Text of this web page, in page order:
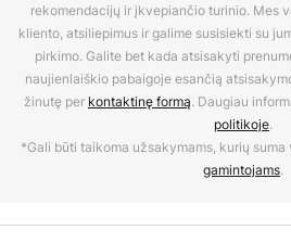
rekomendacijų ir įkvepiančio turinio. Mes
kliento, atsiliepimus ir galime susisiekti su
pirkimo. Galite bet kada atsisakyti
naujienlaiškio pabaigoje esančią
žinutę per kontaktinę formą. Daugiau
politikoje.
*Gali būti taikoma užsakymams, kurių
gamintojams.